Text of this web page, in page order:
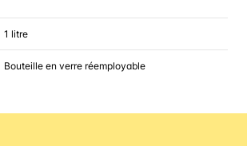
1 litre
Bouteille en verre réemployable